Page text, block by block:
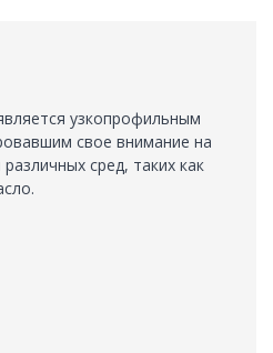
узкопрофильным
свое внимание на
сред, таких как